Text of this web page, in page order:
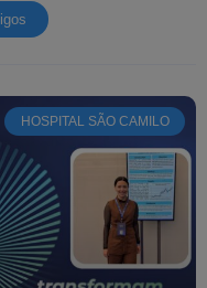
HOSPITAL SÃO CAMILO